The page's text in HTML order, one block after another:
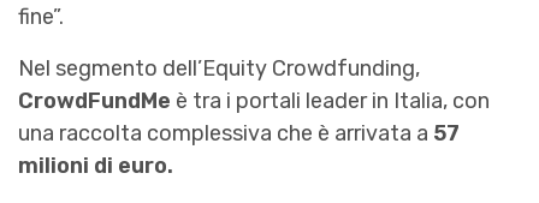
fine”.
Nel segmento dell’Equity Crowdfunding,
CrowdFundMe è tra i portali leader in Italia, con
una raccolta complessiva che è arrivata a 57
milioni di euro.